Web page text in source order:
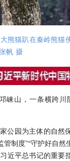
熊猫趴在秦岭熊猫
帆 摄
崃山，一条横跨川
公园为主体的自然
制度”“守护好自然
近平总书记的重要